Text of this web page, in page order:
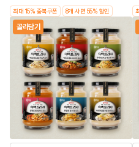
최대 15% 중복쿠폰 8개 사면 55% 할인
골라담기